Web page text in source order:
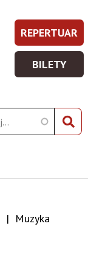
Prawe
Top
Menu
REPERTUAR
-
WIĘCEJ
BILETY
BILETY
Muzyka